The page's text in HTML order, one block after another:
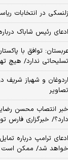
زلنسکی در انتخابات
ادعای رئیس شاباک
عربستان: توافق با
تسلیحاتی ندارد/ هیچ
اردوغان و شهباز شریف
تصاویر
خبر انتصاب محسن
دارد؟/ خبرگزاری فارس
ادعای ترامپ درباره
خواهد شد/ ممکن است